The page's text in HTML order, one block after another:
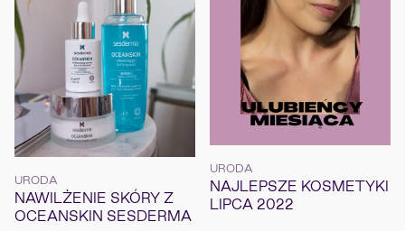
URODA
NAWILŻENIE SKÓRY Z
OCEANSKIN SESDERMA
URODA
NAJLEPSZE KOSMETYKI
LIPCA 2022